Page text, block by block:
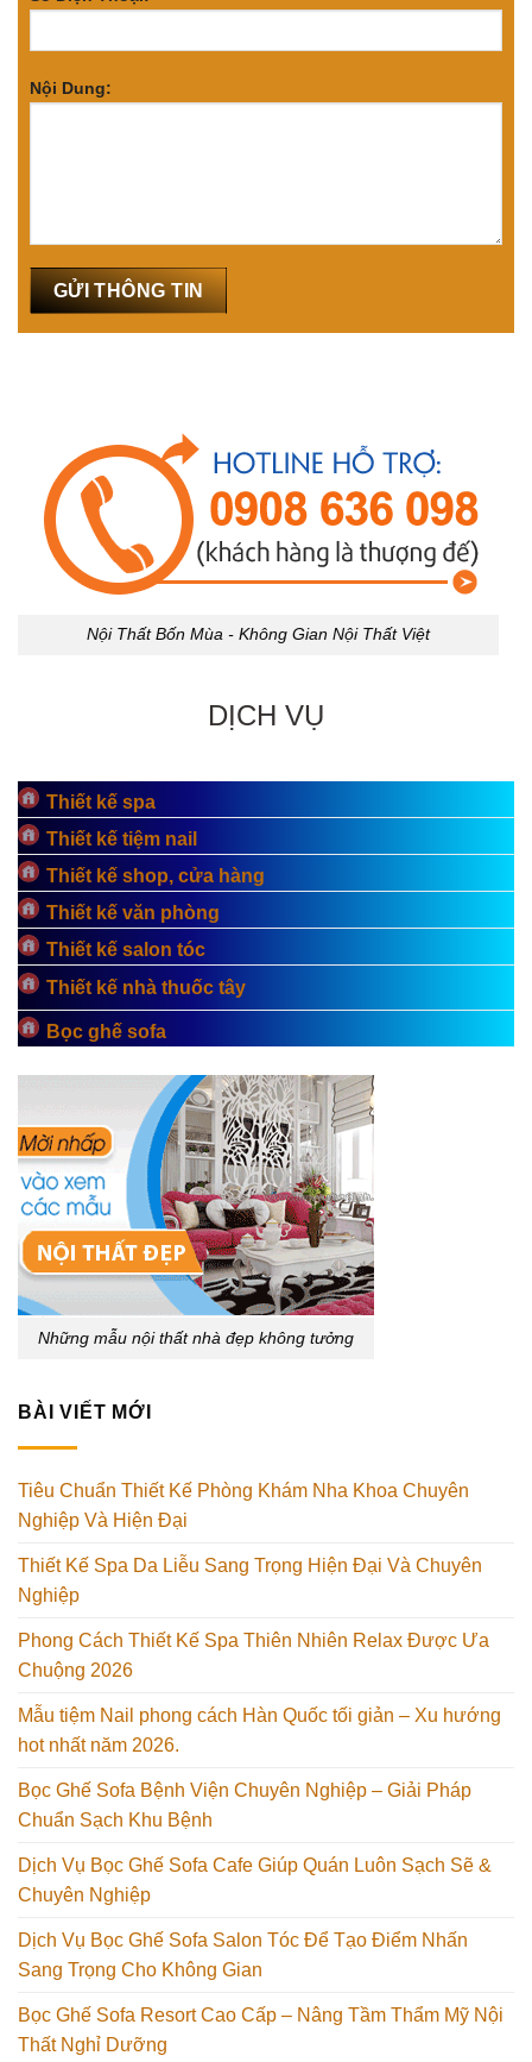
Nội Dung:
Nội Thất Bốn Mùa - Không Gian Nội Thất Việt
DỊCH VỤ
Thiết kế spa
Thiết kế tiệm nail
Thiết kế shop, cửa hàng
Thiết kế văn phòng
Thiết kế salon tóc
Thiết kế nhà thuốc tây
Bọc ghế sofa
Những mẫu nội thất nhà đẹp không tưởng
BÀI VIẾT MỚI
Tiêu Chuẩn Thiết Kế Phòng Khám Nha Khoa Chuyên
Nghiệp Và Hiện Đại
Thiết Kế Spa Da Liễu Sang Trọng Hiện Đại Và Chuyên
Nghiệp
Phong Cách Thiết Kế Spa Thiên Nhiên Relax Được Ưa
Chuộng 2026
Mẫu tiệm Nail phong cách Hàn Quốc tối giản – Xu hướng
hot nhất năm 2026.
Bọc Ghế Sofa Bệnh Viện Chuyên Nghiệp – Giải Pháp
Chuẩn Sạch Khu Bệnh
Dịch Vụ Bọc Ghế Sofa Cafe Giúp Quán Luôn Sạch Sẽ &
Chuyên Nghiệp
Dịch Vụ Bọc Ghế Sofa Salon Tóc Để Tạo Điểm Nhấn
Sang Trọng Cho Không Gian
Bọc Ghế Sofa Resort Cao Cấp – Nâng Tầm Thẩm Mỹ Nội
Thất Nghỉ Dưỡng